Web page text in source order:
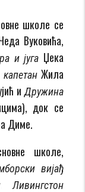
школе се
Вуковића,
и југа Џека
Жила
и Дружина
док се
Диме.
школе,
вијађ
Ливингстон